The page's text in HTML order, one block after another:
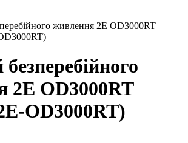
живлення 2E OD3000RT
2E OD3000RT
OD3000RT)